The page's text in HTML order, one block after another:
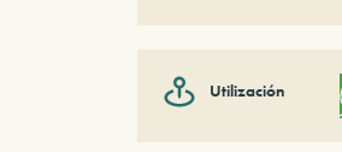
Utilización